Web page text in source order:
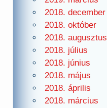
2018. december
2018. október
2018. augusztus
2018. július
2018. június
2018. május
2018. április
2018. március